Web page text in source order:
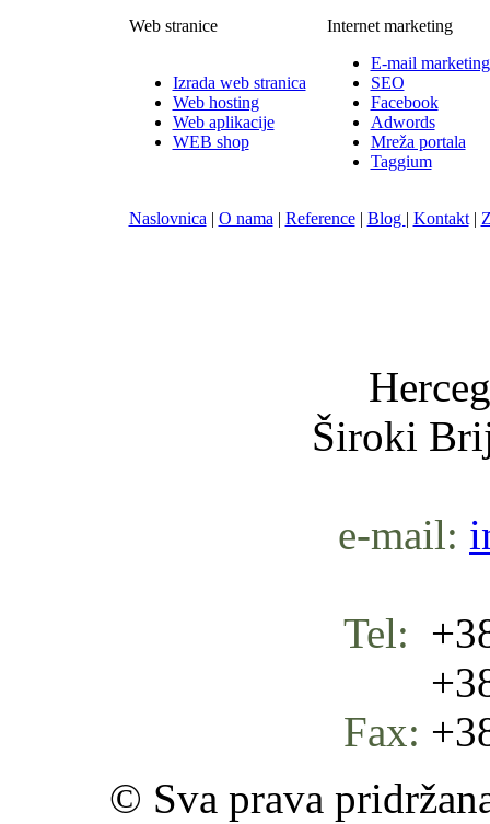
Web stranice Internet marketing
Izrada web stranica
Web hosting
Web aplikacije
WEB shop
E-mail marketing
SEO
Facebook
Adwords
Mreža portala
Taggium
Naslovnica | O nama | Reference| Blog | Kontakt|
Široki
e-mail:
Tel:
+387
Fax:
© Sva prava